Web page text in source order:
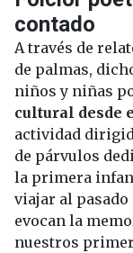
contado
A través de
de palmas,
niños y niñas
cultural desde
actividad
de párvulos
la primera
viajar al
evocan la
nuestros